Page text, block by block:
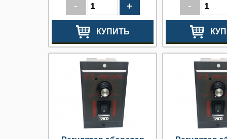
- +
КУПИТЬ
-